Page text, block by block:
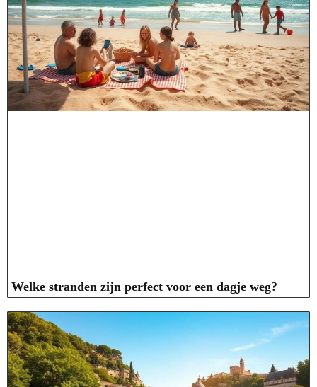
Welke stranden zijn perfect voor een dagje weg?